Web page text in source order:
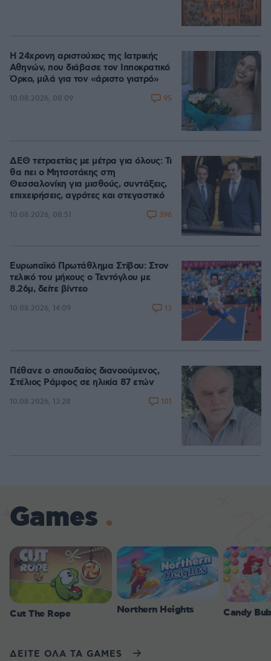
Η 24χρονη αριστούχος της Ιατρικής
Αθηνών, που διάβασε τον Ιπποκρατικό
Όρκο, μιλά για τον «άριστο γιατρό»
10.08.2026, 08:09 95
ΔΕΘ τετραετίας με μέτρα για όλους: Τι
θα πει ο Μητσοτάκης στη
Θεσσαλονίκη για μισθούς, συντάξεις,
επιχειρήσεις, αγρότες και στεγαστικό
10.08.2026, 08:51 396
Ευρωπαϊκό Πρωτάθλημα Στίβου: Στον
τελικό του μήκους ο Τεντόγλου με
8.26μ, δείτε βίντεο
10.08.2026, 14:09 13
Πέθανε ο σπουδαίος διανοούμενος,
Στέλιος Ράμφος σε ηλικία 87 ετών
10.08.2026, 13:28 101
Games
Cut The Rope Northern Heights Candy
ΔΕΙΤΕ ΟΛΑ ΤΑ GAMES